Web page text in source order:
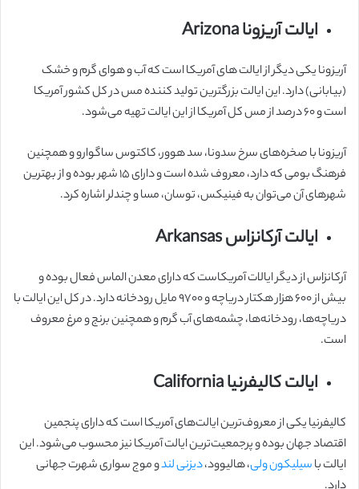
ایالت آریزونا Arizona
آریزونا یکی دیگر از ایالت های آمریکا است که آب و هوای گرم و خشک
(بیابانی) دارد. این ایالت بزرگترین تولید کننده مس در کل کشور آمریکا
است و ۶۰ درصد از مس کل آمریکا از این ایالت تهیه می‌شود.
آریزونا با صخره‌های سرخ سدونا، سد هوور، کاکتوس ساگوارو و همچنین
فرهنگ بومی که دارد، معروف شده است و دارای ۱۵ شهر بوده و از بهترین
شهرهای آن می‌توان به فینیکس، توسان، مسا و چندلر اشاره کرد.
ایالت آرکانزاس Arkansas
آرکانزاس از دیگر ایالات آمریکاست که دارای معدن الماس فعال بوده و
بیش از ۶۰۰ هزار هکتار دریاچه و ۹۷۰۰ مایل رودخانه دارد. در کل این ایالت با
دریاچه‌ها، رودخانه‌ها، چشمه‌های آب گرم و همچنین برنج و مرغ معروف
است.
ایالت کالیفرنیا California
کالیفرنیا یکی از معروف‌ترین ایالت‌های آمریکا است که دارای پنجمین
اقتصاد جهان بوده و پرجمعیت‌ترین ایالت آمریکا نیز محسوب می‌شود. این
ایالت باسیلیکون ولی، هالیوود،دیزنی لندو موج سواری شهرت جهانی